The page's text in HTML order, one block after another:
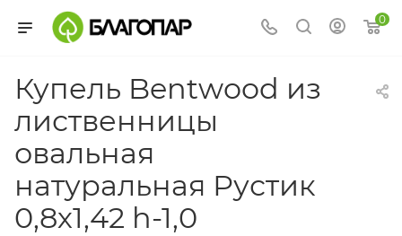
0
Купель Bentwood из
лиственницы
овальная
натуральная Рустик
0,8х1,42 h-1,0